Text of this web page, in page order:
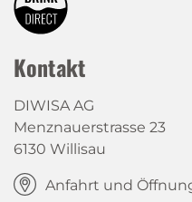
Kontakt
DIWISA AG
Menznauerstrasse 23
6130 Willisau
Anfahrt und